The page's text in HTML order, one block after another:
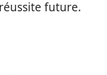
future.